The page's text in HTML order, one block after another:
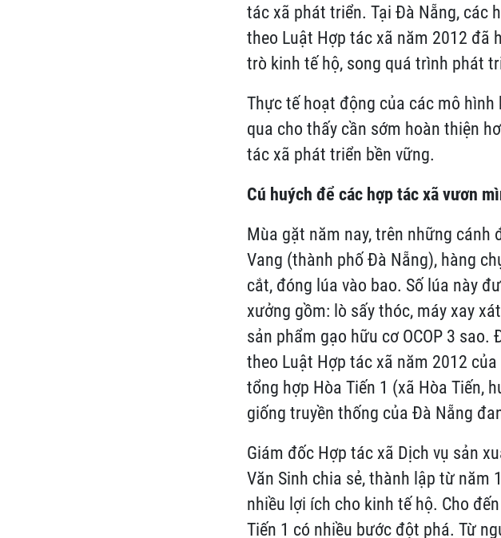
tác xã phát triển. Tại Đà Nẵng, các
theo Luật Hợp tác xã năm 2012 đã
trò kinh tế hộ, song quá trình phát
Thực tế hoạt động của các mô
qua cho thấy cần sớm hoàn thiện
tác xã phát triển bền vững.
Cú huých để các hợp tác xã vươn
Mùa gặt năm nay, trên những cánh
Vang (thành phố Đà Nẵng), hàng
cắt, đóng lúa vào bao. Số lúa này
xưởng gồm: lò sấy thóc, máy xay
sản phẩm gạo hữu cơ OCOP 3
theo Luật Hợp tác xã năm 2012
tổng hợp Hòa Tiến 1 (xã Hòa Tiến,
giống truyền thống của Đà Nẵng
Giám đốc Hợp tác xã Dịch vụ sản
Văn Sinh chia sẻ, thành lập từ năm
nhiều lợi ích cho kinh tế hộ. Cho
Tiến 1 có nhiều bước đột phá. Từ